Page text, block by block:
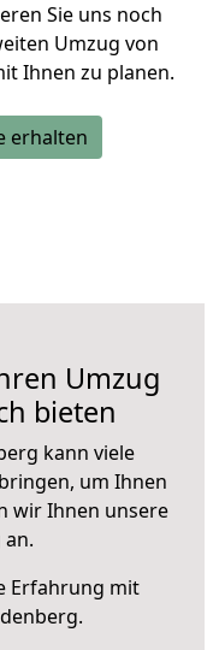
Sie uns noch
Umzug von
Ihnen zu planen.
erhalten
Umzug
bieten
kann viele
um Ihnen
wir Ihnen unsere
Erfahrung mit
.